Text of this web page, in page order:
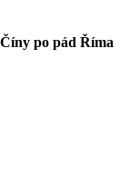
po pád Říma